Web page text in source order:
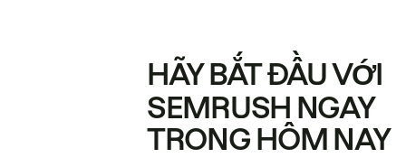
HÃY BẮT ĐẦU VỚI
SEMRUSH NGAY
TRONG HÔM NAY